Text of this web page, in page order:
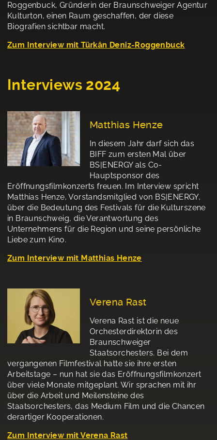
Roggenbuck, Gründerin der Braunschweiger Agentur
Kulturton, einen Raum geschaffen, der diese
Biografien sichtbar macht.
Zum Interview mit Türkân Deniz-Roggenbuck
Interviews 2024
Matthias Henze
In diesem Jahr darf sich das
BIFF zum ersten Mal über
BS|ENERGY als Co-
Hauptsponsor des
Eröffnungsfilmkonzerts freuen. Im Interview spricht
Matthias Henze, Vorstandsmitglied von BS|ENERGY,
über die Bedeutung des Festivals für die Kulturszene
in Braunschweig, die Verantwortung des
Unternehmens für die Region und seine persönliche
Liebe zum Kino.
Zum Interview mit Matthias Henze
Verena Rast
Verena Rast ist die neue
Orchesterdirektorin des
Braunschweiger
Staatsorchesters. Bei dem
vergangenen Filmfestival hatte sie ihre ersten
Arbeitstage – nun hat sie das Eröffnungsfilmkonzert
über viele Monate mitgeplant. Wir sprachen mit ihr
über die Arbeit und Meilensteine des
Staatsorchesters, das Medium Film und die Chancen
derartiger Kooperationen.
Zum Interview mit Verena Rast